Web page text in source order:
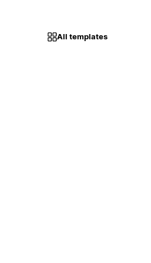
All templates